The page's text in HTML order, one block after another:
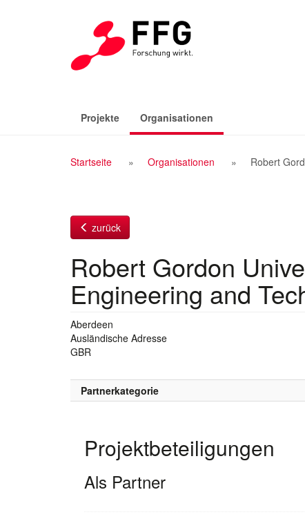
Projekte Organisationen
Breadcrumb
Startseite Organisationen Robert
zurück
Robert Gordon
Engineering and
Aberdeen
Ausländische Adresse
GBR
Partnerkategorie
Projektbeteiligungen
Als Partner